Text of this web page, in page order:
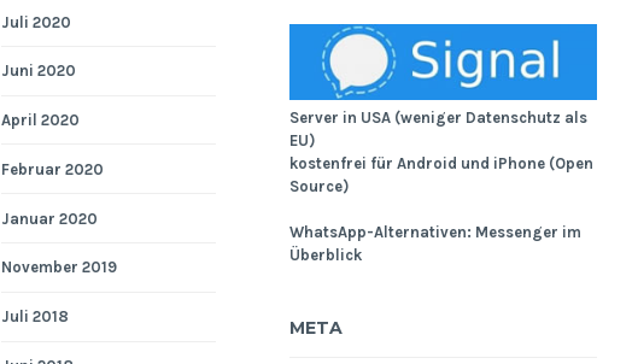
Juli 2020
Juni 2020
April 2020
Februar 2020
Januar 2020
November 2019
Juli 2018
Server in USA (weniger Datenschutz als
EU)
kostenfrei für Android und iPhone (Open
Source)
WhatsApp-Alternativen: Messenger im
Überblick
META